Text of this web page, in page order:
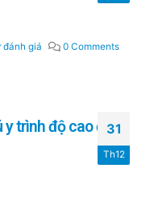
đánh giá 0 Comments
31
Th12
trình độ cao đẳng